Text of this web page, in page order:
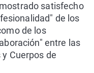
satisfecho
de los
de los
entre las
Cuerpos de